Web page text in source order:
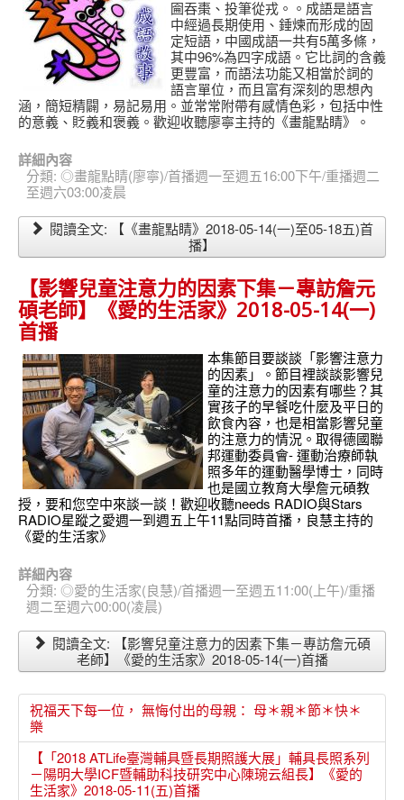
圇吞棗、投筆從戎。。成語是語言
中經過長期使用、錘煉而形成的固
定短語，中國成語一共有5萬多條，
其中96%為四字成語。它比詞的含義
更豐富，而語法功能又相當於詞的
語言單位，而且富有深刻的思想內
涵，簡短精闢，易記易用。並常常附帶有感情色彩，包括中性
的意義、貶義和褒義。歡迎收聽廖寧主持的《畫龍點睛》。
詳細內容
分類: ◎畫龍點睛(廖寧)/首播週一至週五16:00下午/重播週二
至週六03:00凌晨
閱讀全文: 【《畫龍點睛》2018-05-14(一)至05-18五)首
播】
【影響兒童注意力的因素下集－專訪詹元
碩老師】《愛的生活家》2018-05-14(一)
首播
本集節目要談談「影響注意力
的因素」。節目裡談談影響兒
童的注意力的因素有哪些？其
實孩子的早餐吃什麼及平日的
飲食內容，也是相當影響兒童
的注意力的情況。取得德國聯
邦運動委員會- 運動治療師執
照多年的運動醫學博士，同時
也是國立教育大學詹元碩教
授，要和您空中來談一談！ 歡迎收聽needs RADIO與Stars
RADIO星蹤之愛週一到週五上午11點同時首播，良慧主持的
《愛的生活家》
詳細內容
分類: ◎愛的生活家(良慧)/首播週一至週五11:00(上午)/重播
週二至週六00:00(凌晨)
閱讀全文: 【影響兒童注意力的因素下集－專訪詹元碩
老師】《愛的生活家》2018-05-14(一)首播
祝福天下每一位， 無悔付出的母親： 母＊親＊節＊快＊
樂
【「2018 ATLife臺灣輔具暨長期照護大展」輔具長照系列
－陽明大學ICF暨輔助科技研究中心陳琬云組長】《愛的
生活家》2018-05-11(五)首播